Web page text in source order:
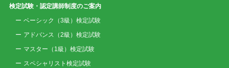
検定試験・認定講師制度のご案内
ベーシック（3級）検定試験
アドバンス（2級）検定試験
マスター（1級）検定試験
スペシャリスト検定試験